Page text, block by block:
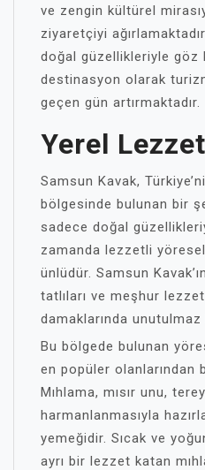
ve zengin kültürel
ziyaretçiyi
doğal güzellikleriyle göz
destinasyon olarak
geçen gün artırmaktadır.
Yerel
Samsun Kavak,
bölgesinde bulunan bir
sadece doğal
zamanda lezzetli
ünlüdür. Samsun
tatlıları ve meşhur
damaklarında unutulmaz
Bu bölgede bulunan
en popüler olanlarından
Mıhlama, mısır unu,
harmanlanmasıyla
yemeğidir. Sıcak ve
ayrı bir lezzet katan